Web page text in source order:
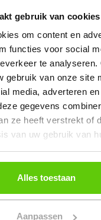
gebruik van cookies
om content en
functies voor social
te analyseren.
gebruik van onze site
media, adverteren
gegevens
ze heeft verstrekt of
van uw gebruik van
Alles toestaan
Aanpassen
tip van
voor om jouw tuin